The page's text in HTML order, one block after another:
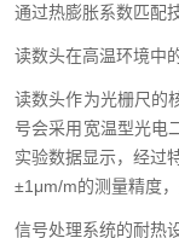
通过热膨胀系数匹配
读数头在高温环境中
读数头作为光栅尺的
号会采用宽温型光电
实验数据显示，经
±1μm/m的测量精度
信号处理系统的耐热